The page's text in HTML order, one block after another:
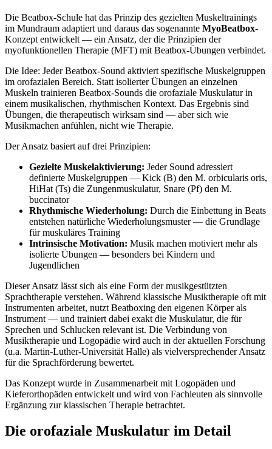
Die Beatbox-Schule hat das Prinzip des gezielten Muskeltrainings
im Mundraum adaptiert und daraus das sogenannte MyoBeatbox-
Konzept entwickelt — ein Ansatz, der die Prinzipien der
myofunktionellen Therapie (MFT) mit Beatbox-Übungen verbindet.
Die Idee: Jeder Beatbox-Sound aktiviert spezifische Muskelgruppen
im orofazialen Bereich. Statt isolierter Übungen an einzelnen
Muskeln trainieren Beatbox-Sounds die orofaziale Muskulatur in
einem musikalischen, rhythmischen Kontext. Das Ergebnis sind
Übungen, die therapeutisch wirksam sind — aber sich wie
Musikmachen anfühlen, nicht wie Therapie.
Der Ansatz basiert auf drei Prinzipien:
Gezielte Muskelaktivierung: Jeder Sound adressiert
definierte Muskelgruppen — Kick (B) den M. orbicularis oris,
HiHat (Ts) die Zungenmuskulatur, Snare (Pf) den M.
buccinator
Rhythmische Wiederholung: Durch die Einbettung in Beats
entstehen natürliche Wiederholungsmuster — die Grundlage
für muskuläres Training
Intrinsische Motivation: Musik machen motiviert mehr als
isolierte Übungen — besonders bei Kindern und
Jugendlichen
Dieser Ansatz lässt sich als eine Form der musikgestützten
Sprachtherapie verstehen. Während klassische Musiktherapie oft mit
Instrumenten arbeitet, nutzt Beatboxing den eigenen Körper als
Instrument — und trainiert dabei exakt die Muskulatur, die für
Sprechen und Schlucken relevant ist. Die Verbindung von
Musiktherapie und Logopädie wird auch in der aktuellen Forschung
(u.a. Martin-Luther-Universität Halle) als vielversprechender Ansatz
für die Sprachförderung bewertet.
Das Konzept wurde in Zusammenarbeit mit Logopäden und
Kieferorthopäden entwickelt und wird von Fachleuten als sinnvolle
Ergänzung zur klassischen Therapie betrachtet.
Die orofaziale Muskulatur im Detail